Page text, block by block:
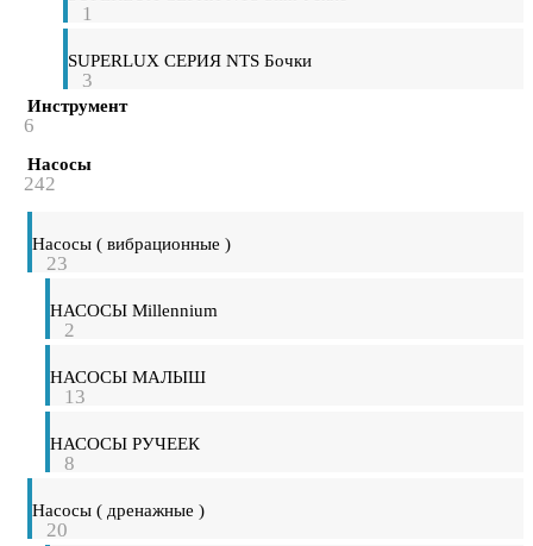
1
SUPERLUX СЕРИЯ NTS Бочки
3
Инструмент
6
Насосы
242
Насосы ( вибрационные )
23
НАСОСЫ Millennium
2
НАСОСЫ МАЛЫШ
13
НАСОСЫ РУЧЕЕК
8
Насосы ( дренажные )
20